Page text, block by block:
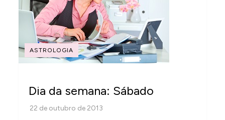
ASTROLOGIA
Dia da semana: Sábado